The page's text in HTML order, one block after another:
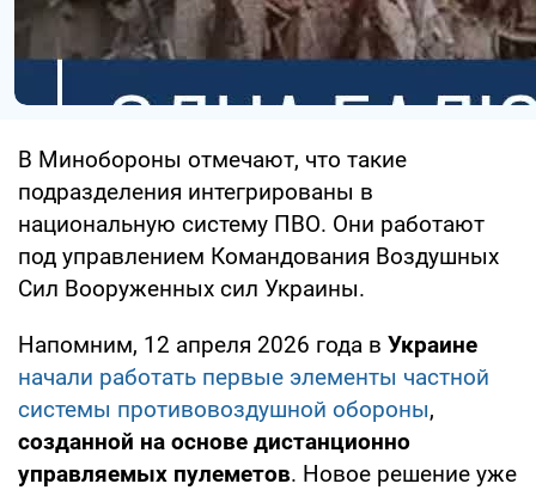
В Минобороны отмечают, что такие
подразделения интегрированы в
национальную систему ПВО. Они работают
под управлением Командования Воздушных
Сил Вооруженных сил Украины.
Напомним, 12 апреля 2026 года в Украине
начали работать первые элементы частной
системы противовоздушной обороны,
созданной на основе дистанционно
управляемых пулеметов. Новое решение уже